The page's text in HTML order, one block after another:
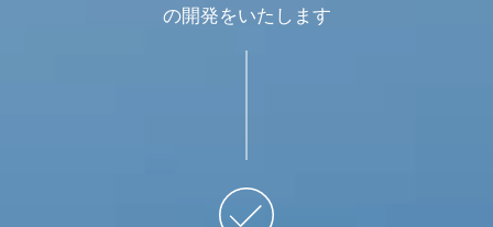
の開発をいたします